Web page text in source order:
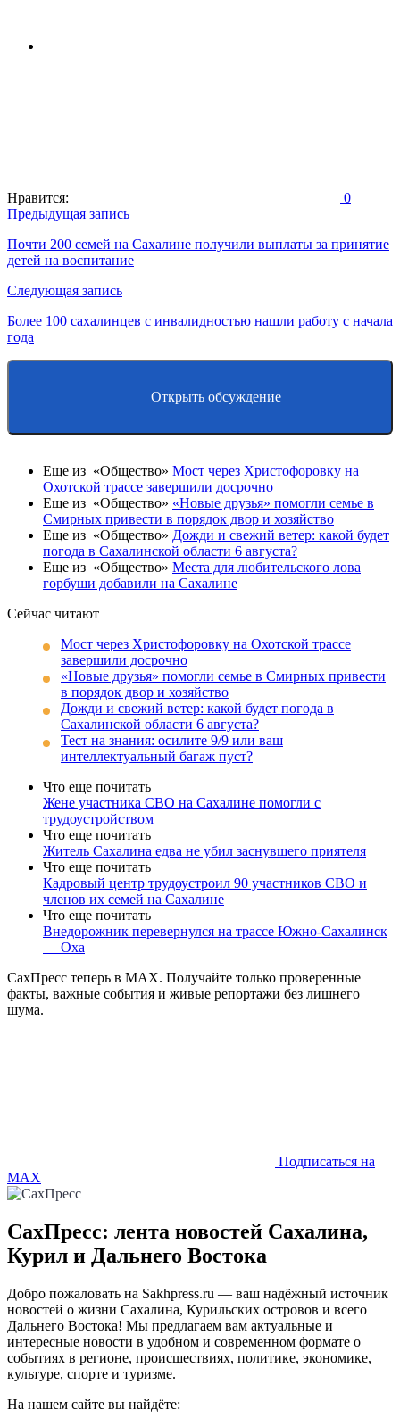
Нравится: 0
Навигация
по
записям
Предыдущая запись
Почти 200 семей на Сахалине получили выплаты за принятие
детей на воспитание
Следующая запись
Более 100 сахалинцев с инвалидностью нашли работу с начала
года
Открыть обсуждение
Еще из «Общество» Мост через Христофоровку на
Охотской трассе завершили досрочно
Еще из «Общество» «Новые друзья» помогли семье в
Смирных привести в порядок двор и хозяйство
Еще из «Общество» Дожди и свежий ветер: какой будет
погода в Сахалинской области 6 августа?
Еще из «Общество» Места для любительского лова
горбуши добавили на Сахалине
Сейчас читают
Мост через Христофоровку на Охотской трассе
завершили досрочно
«Новые друзья» помогли семье в Смирных привести
в порядок двор и хозяйство
Дожди и свежий ветер: какой будет погода в
Сахалинской области 6 августа?
Тест на знания: осилите 9/9 или ваш
интеллектуальный багаж пуст?
Что еще почитать
Жене участника СВО на Сахалине помогли с
трудоустройством
Что еще почитать
Житель Сахалина едва не убил заснувшего приятеля
Что еще почитать
Кадровый центр трудоустроил 90 участников СВО и
членов их семей на Сахалине
Что еще почитать
Внедорожник перевернулся на трассе Южно-Сахалинск
— Оха
СахПресс теперь в MAX. Получайте только проверенные
факты, важные события и живые репортажи без лишнего
шума.
Подписаться на
MAX
СахПресс: лента новостей Сахалина,
Курил и Дальнего Востока
Добро пожаловать на Sakhpress.ru — ваш надёжный источник
новостей о жизни Сахалина, Курильских островов и всего
Дальнего Востока! Мы предлагаем вам актуальные и
интересные новости в удобном и современном формате о
событиях в регионе, происшествиях, политике, экономике,
культуре, спорте и туризме.
На нашем сайте вы найдёте: